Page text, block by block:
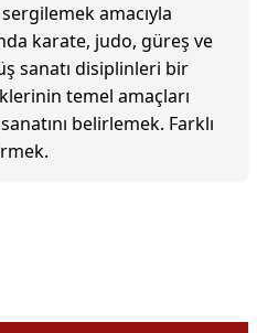
amacıyla
karate, judo, güreş ve
sanatı disiplinleri bir
temel amaçları
belirlemek. Farklı